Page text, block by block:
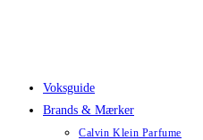
Voksguide
Brands & Mærker
Calvin Klein Parfume